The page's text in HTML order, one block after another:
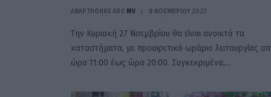
ΑΝΑΡΤΗΘΗΚΕ ΑΠΟ MV 8 ΝΟΕΜΒΡΊΟΥ 2022
Την Κυριακή 27 Νοεμβρίου θα είναι ανοικτά τα
καταστήματα, με προαιρετικό ωράριο λειτουργίας
ώρα 11:00 έως ώρα 20:00. Συγκεκριμένα,…